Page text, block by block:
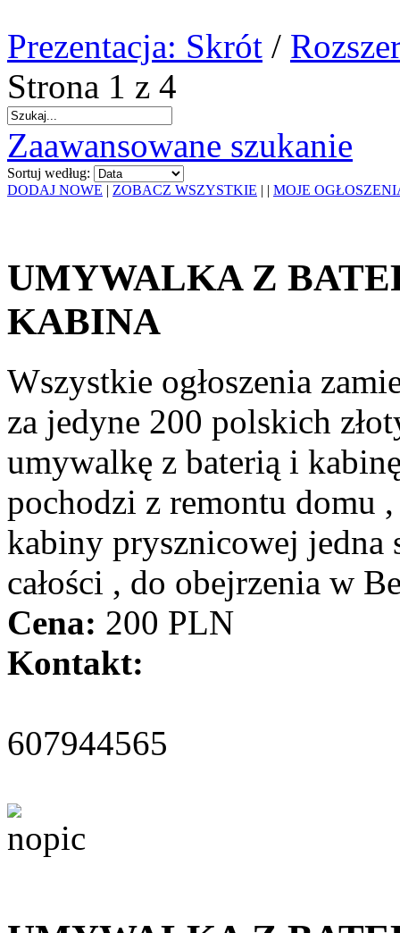
Prezentacja: Skrót /
Strona 1 z 4
Zaawansowane szukanie
Sortuj według:
DODAJ NOWE | ZOBACZ WSZYSTKIE | | MOJE
UMYWALKA Z
KABINA
Wszystkie ogłoszenia
za jedyne 200 polskich
umywalkę z baterią i
pochodzi z remontu domu
kabiny prysznicowej jedna
całości , do obejrzenia w
Cena: 200 PLN
Kontakt:
607944565